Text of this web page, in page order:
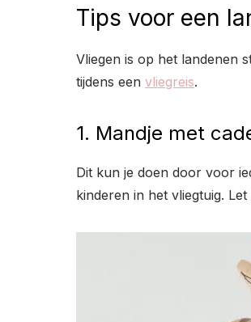
Tips voor een
Vliegen is op het landenen
tijdens een vliegreis.
1. Mandje met
Dit kun je doen door voor
kinderen in het vliegtuig.